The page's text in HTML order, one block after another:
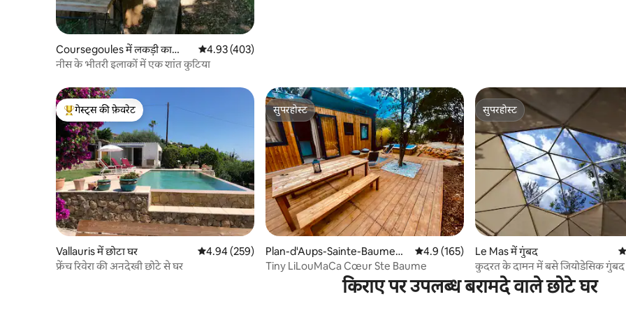
Coursegoules में लकड़ी का
केबिन
औसत रेटिंग 5 में से 4.93, 403 समीक्षाएँ
4.93 (403)
नीस के भीतरी इलाकों में एक शांत कुटिया
गेस्ट्स का टॉप फ़ेवरेट
गेस्ट्स की फ़ेवरेट
Vallauris में छोटा घर औसत रेटिंग 5 में से 4.94, 259 समीक्षाएँ
4.94 (259)
फ्रेंच रिवेरा की अनदेखी छोटे से घर
सुपरहोस्ट
सुपरहोस्ट
Plan-d'Aups-Sainte-Baume
में छोटा घर
औसत रेटिंग 5 में से 4.9, 165 समीक्षाएँ
4.9 (165)
Tiny LiLouMaCa Cœur Ste Baume
सुपरहोस्ट
सुपरहोस्ट
Le Mas में गुंबद
कुदरत के दामन में बसे जियोडेसिक गुंबद
पूल/बबल टेंट
किराए पर उपलब्ध बरामदे वाले छोटे घर